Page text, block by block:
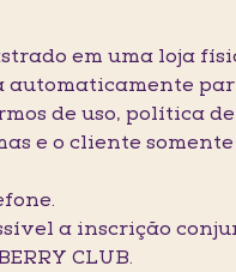
em uma loja
automaticamente
de uso, política
e o cliente
a inscrição
CLUB.